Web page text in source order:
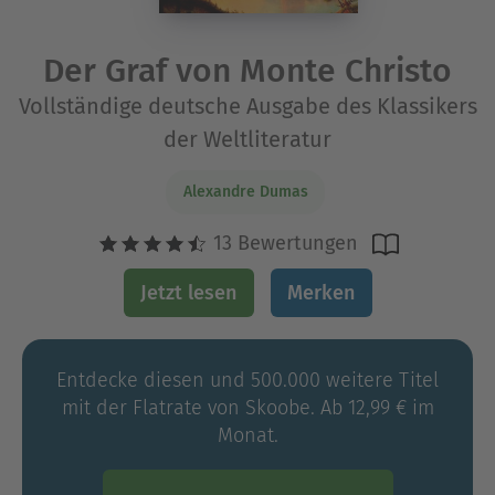
Der Graf von Monte Christo
Vollständige deutsche Ausgabe des Klassikers
der Weltliteratur
Alexandre Dumas
13 Bewertungen
Jetzt lesen Merken
Entdecke diesen und 500.000 weitere Titel
mit der Flatrate von Skoobe. Ab 12,99 € im
Monat.